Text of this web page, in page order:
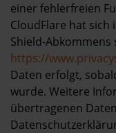
einer fehlerfreien
CloudFlare hat sich
Shield-
https://
Daten erfolgt,
wurde. Weitere
übertragenen